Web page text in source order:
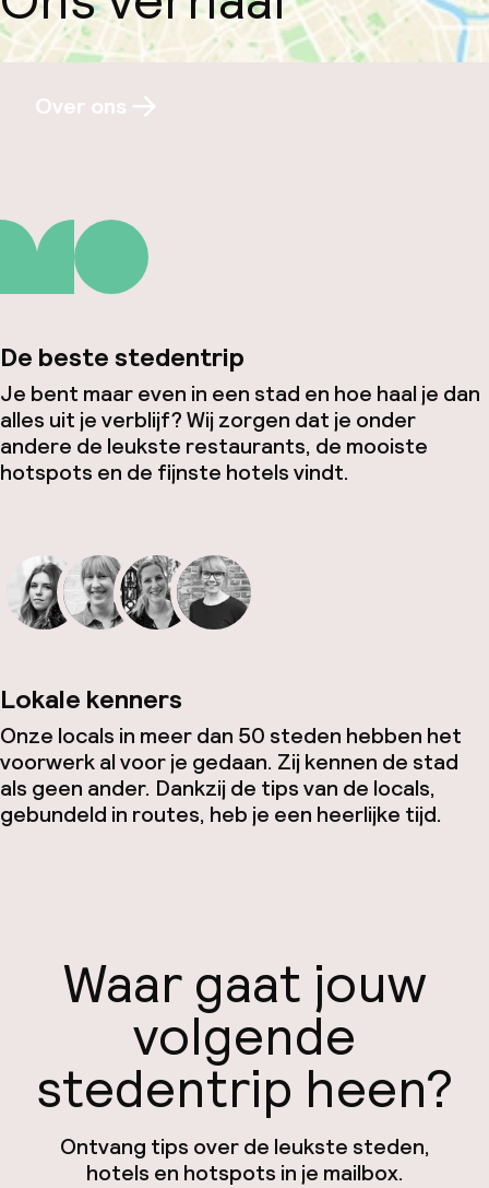
Over ons
De beste stedentrip
Je bent maar even in een stad en hoe haal je dan
alles uit je verblijf? Wij zorgen dat je onder
andere de leukste restaurants, de mooiste
hotspots en de fijnste hotels vindt.
Lokale kenners
Onze locals in meer dan 50 steden hebben het
voorwerk al voor je gedaan. Zij kennen de stad
als geen ander. Dankzij de tips van de locals,
gebundeld in routes, heb je een heerlijke tijd.
Waar gaat jouw
volgende
stedentrip heen?
Ontvang tips over de leukste steden,
hotels en hotspots in je mailbox.